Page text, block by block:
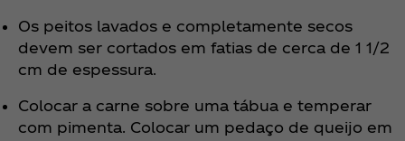
Os peitos lavados e completamente secos
devem ser cortados em fatias de cerca de 1 1/2
cm de espessura.
Colocar a carne sobre uma tábua e temperar
com pimenta. Colocar um pedaço de queijo em